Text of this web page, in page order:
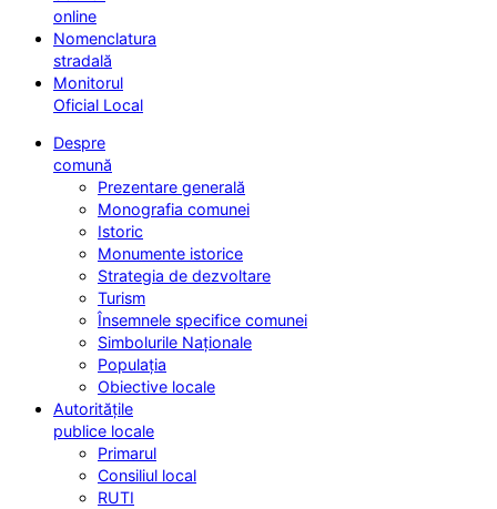
online
Nomenclatura
stradală
Monitorul
Oficial Local
Despre
comună
Prezentare generală
Monografia comunei
Istoric
Monumente istorice
Strategia de dezvoltare
Turism
Însemnele specifice comunei
Simbolurile Naționale
Populația
Obiective locale
Autoritățile
publice locale
Primarul
Consiliul local
RUTI